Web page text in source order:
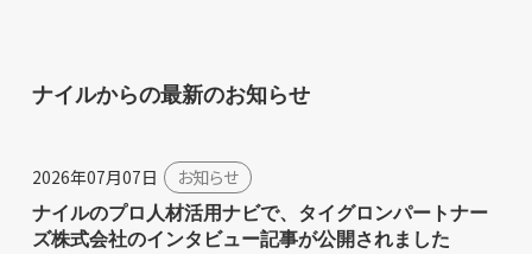
ナイルからの最新のお知らせ
2026年07月07日 お知らせ
ナイルのプロ人材活用ナビで、タイグロンパートナー
ズ株式会社のインタビュー記事が公開されました